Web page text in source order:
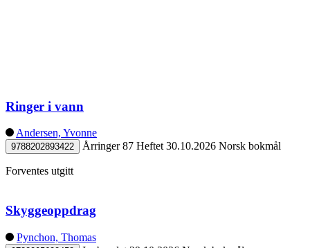
Ringer i vann
Andersen, Yvonne
9788202893422 Årringer 87 Heftet 30.10.2026 Norsk bokmål
Forventes utgitt
Skyggeoppdrag
Pynchon, Thomas